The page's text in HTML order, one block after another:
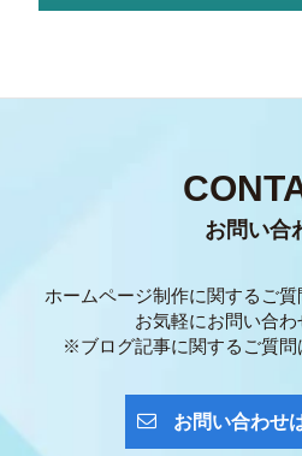
お問い合
ホームページ制作に関するご質
お気軽にお問い合わ
※ブログ記事に関するご質問
お問い合わせ